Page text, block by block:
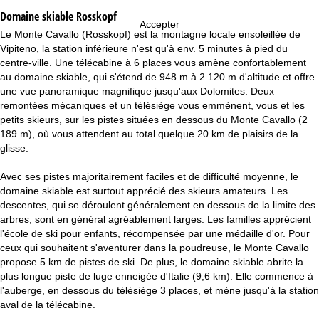
Accepter
i
l
Domaine skiable Rosskopf
Le Monte Cavallo (Rosskopf) est la montagne locale ensoleillée de
Vipiteno, la station inférieure n'est qu'à env. 5 minutes à pied du
centre-ville. Une télécabine à 6 places vous amène confortablement
au domaine skiable, qui s'étend de 948 m à 2 120 m d'altitude et offre
une vue panoramique magnifique jusqu'aux Dolomites. Deux
remontées mécaniques et un télésiège vous emmènent, vous et les
petits skieurs, sur les pistes situées en dessous du Monte Cavallo (2
189 m), où vous attendent au total quelque 20 km de plaisirs de la
glisse.
Avec ses pistes majoritairement faciles et de difficulté moyenne, le
domaine skiable est surtout apprécié des skieurs amateurs. Les
descentes, qui se déroulent généralement en dessous de la limite des
arbres, sont en général agréablement larges. Les familles apprécient
l'école de ski pour enfants, récompensée par une médaille d'or. Pour
ceux qui souhaitent s'aventurer dans la poudreuse, le Monte Cavallo
propose 5 km de pistes de ski. De plus, le domaine skiable abrite la
plus longue piste de luge enneigée d'Italie (9,6 km). Elle commence à
l'auberge, en dessous du télésiège 3 places, et mène jusqu'à la station
aval de la télécabine.